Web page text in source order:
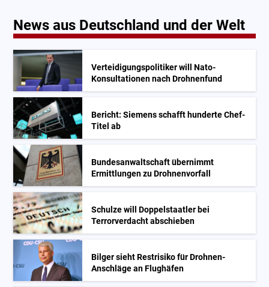
News aus Deutschland und der Welt
Verteidigungspolitiker will Nato-
Konsultationen nach Drohnenfund
Bericht: Siemens schafft hunderte Chef-
Titel ab
Bundesanwaltschaft übernimmt
Ermittlungen zu Drohnenvorfall
Schulze will Doppelstaatler bei
Terrorverdacht abschieben
Bilger sieht Restrisiko für Drohnen-
Anschläge an Flughäfen